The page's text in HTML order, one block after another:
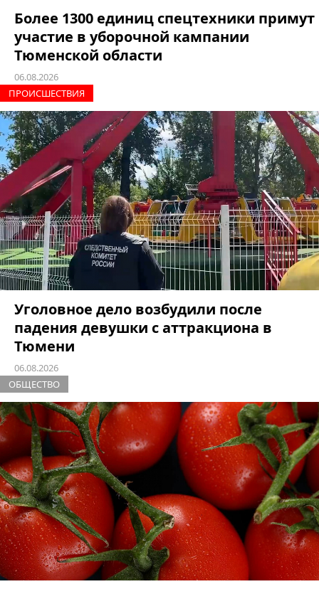
Более 1300 единиц спецтехники примут
участие в уборочной кампании
Тюменской области
06.08.2026
ПРОИCШЕСТВИЯ
Уголовное дело возбудили после
падения девушки с аттракциона в
Тюмени
06.08.2026
ОБЩЕСТВО